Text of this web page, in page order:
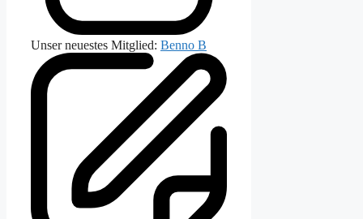
Unser neuestes Mitglied: Benno B